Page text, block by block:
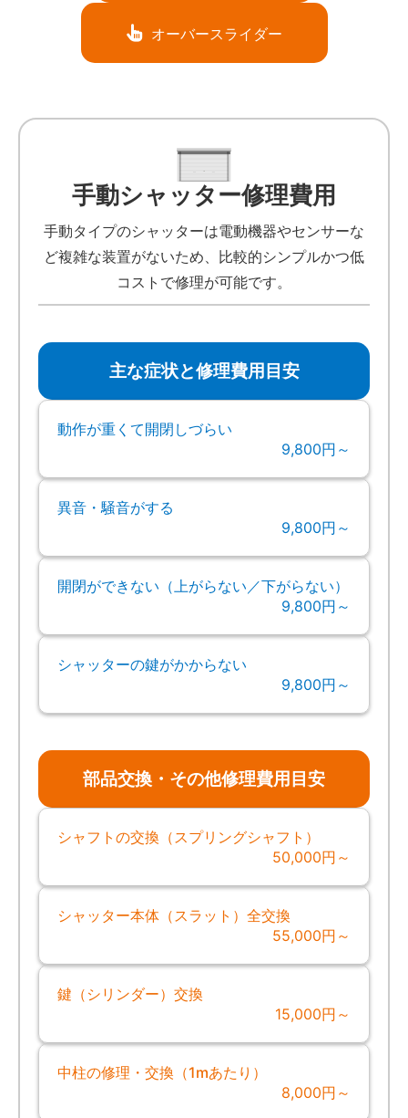
オーバースライダー
手動シャッター修理費用
手動タイプのシャッターは電動機器やセンサーな
ど複雑な装置がないため、比較的シンプルかつ低
コストで修理が可能です。
主な症状と修理費用目安
動作が重くて開閉しづらい
9,800円～
異音・騒音がする
9,800円～
開閉ができない（上がらない／下がらない）
9,800円～
シャッターの鍵がかからない
9,800円～
部品交換・その他修理費用目安
シャフトの交換（スプリングシャフト）
50,000円～
シャッター本体（スラット）全交換
55,000円～
鍵（シリンダー）交換
15,000円～
中柱の修理・交換（1mあたり）
8,000円～